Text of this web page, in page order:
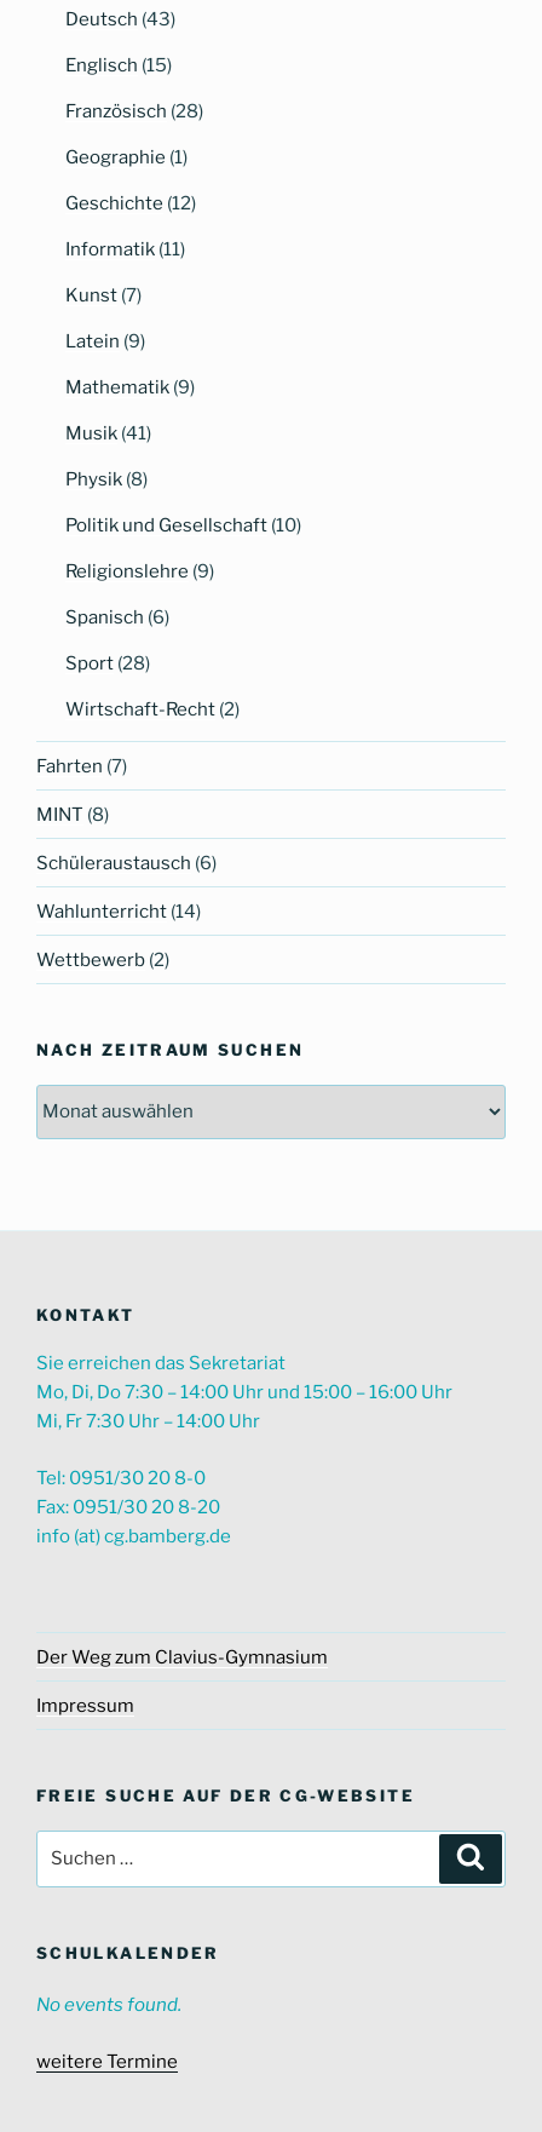
Deutsch (43)
Englisch (15)
Französisch (28)
Geographie (1)
Geschichte (12)
Informatik (11)
Kunst (7)
Latein (9)
Mathematik (9)
Musik (41)
Physik (8)
Politik und Gesellschaft (10)
Religionslehre (9)
Spanisch (6)
Sport (28)
Wirtschaft-Recht (2)
Fahrten (7)
MINT (8)
Schüleraustausch (6)
Wahlunterricht (14)
Wettbewerb (2)
NACH ZEITRAUM SUCHEN
Nach
KONTAKT
Sie erreichen das Sekretariat
Mo, Di, Do 7:30 – 14:00 Uhr und 15:00 – 16:00 Uhr
Mi, Fr 7:30 Uhr – 14:00 Uhr
Tel: 0951/30 20 8-0
Fax: 0951/30 20 8-20
info (at) cg.bamberg.de
Der Weg zum Clavius-Gymnasium
Impressum
FREIE SUCHE AUF DER CG-WEBSITE
nach:
SCHULKALENDER
No events found.
weitere Termine